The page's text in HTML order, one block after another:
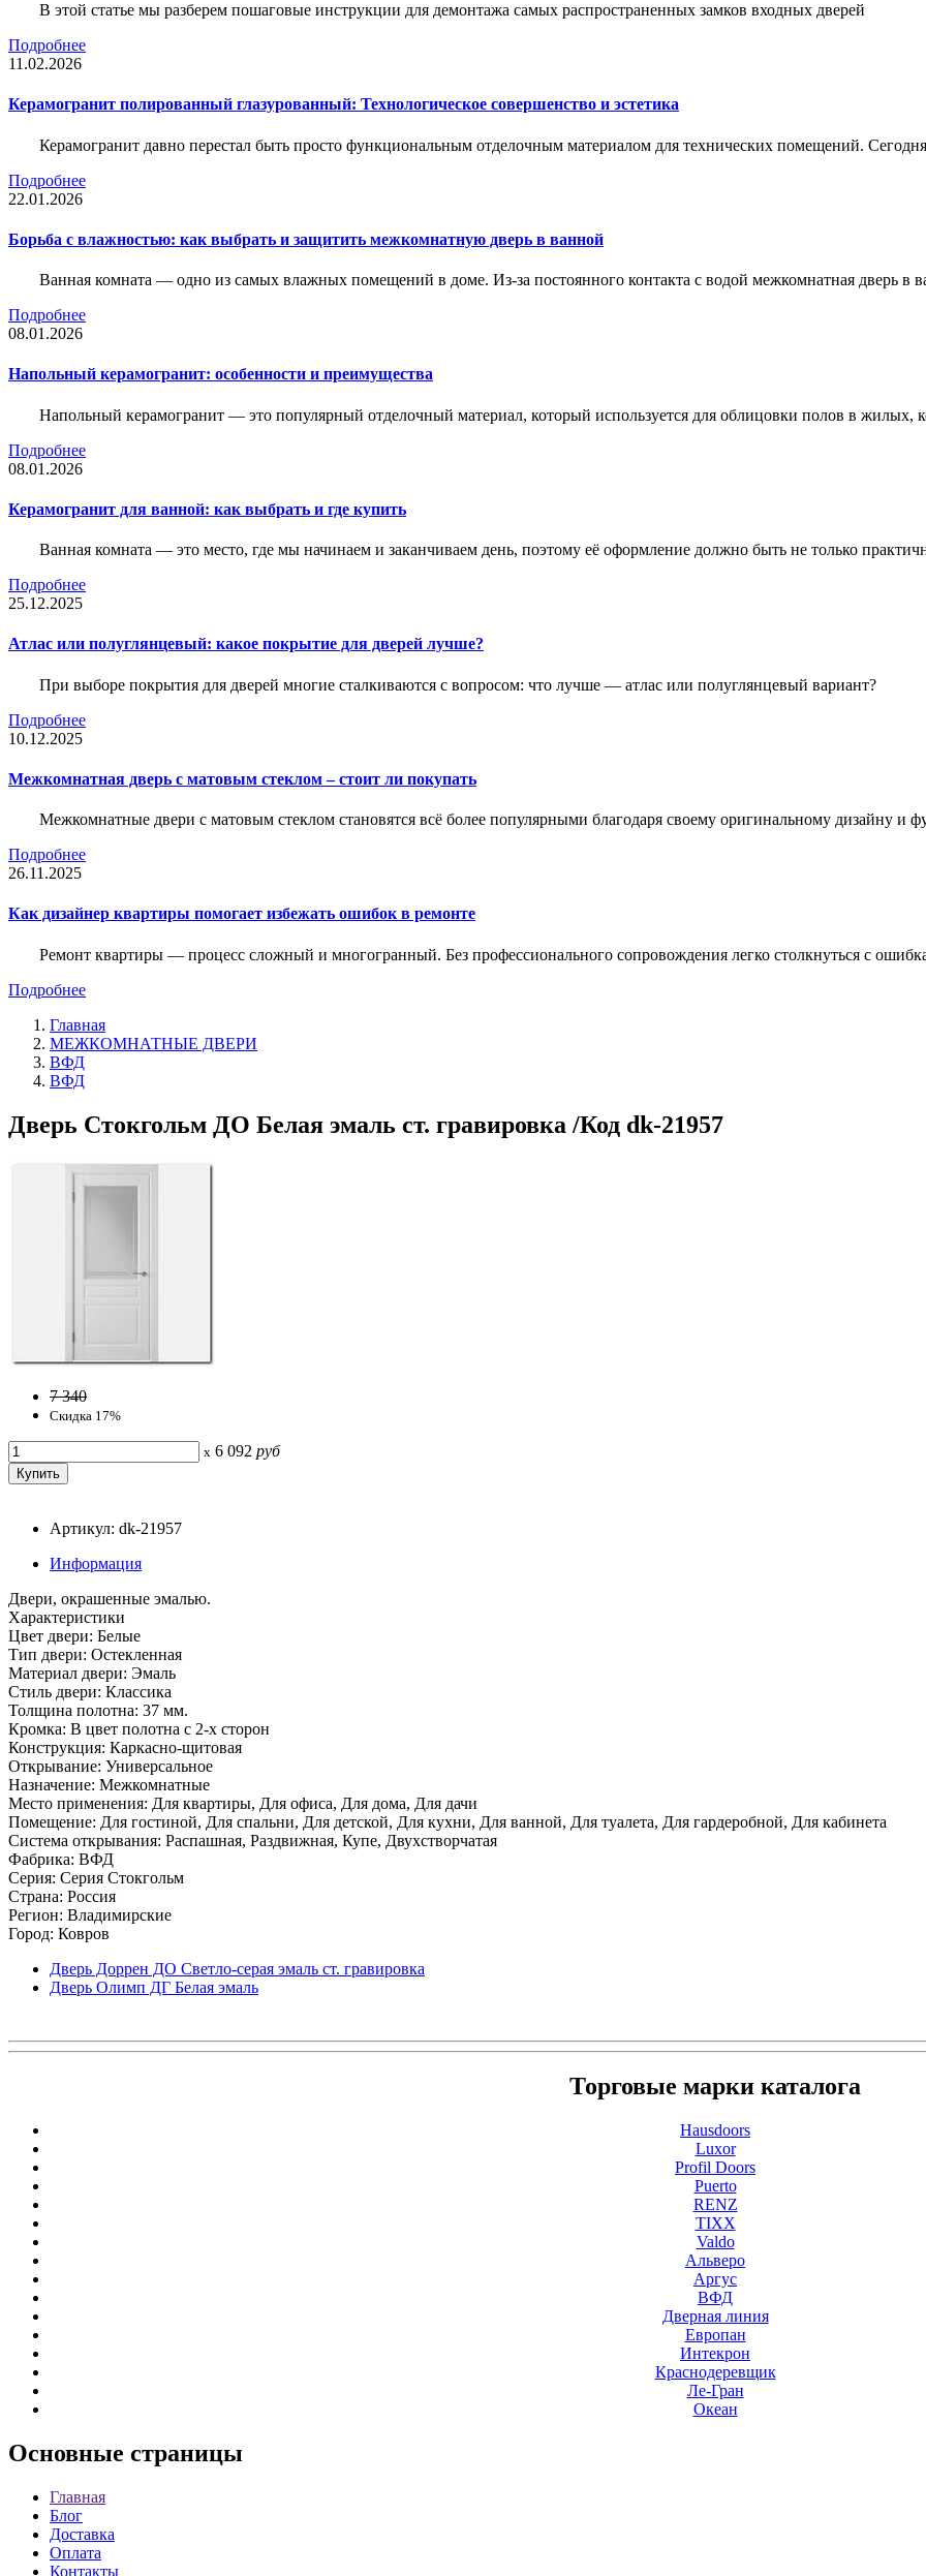
В этой статье мы разберем пошаговые инструкции для демонтажа самых распространенных замков входных дверей
Подробнее
11.02.2026
Керамогранит полированный глазурованный: Технологическое совершенство и эстетика
Керамогранит давно перестал быть просто функциональным отделочным материалом для технических помещений.
Подробнее
22.01.2026
Борьба с влажностью: как выбрать и защитить межкомнатную дверь в ванной
Ванная комната — одно из самых влажных помещений в доме. Из-за постоянного контакта с водой межкомнатная дверь в
Подробнее
08.01.2026
Напольный керамогранит: особенности и преимущества
Напольный керамогранит — это популярный отделочный материал, который используется для облицовки полов в
Подробнее
08.01.2026
Керамогранит для ванной: как выбрать и где купить
Ванная комната — это место, где мы начинаем и заканчиваем день, поэтому её оформление должно быть не только
Подробнее
25.12.2025
Атлас или полуглянцевый: какое покрытие для дверей лучше?
При выборе покрытия для дверей многие сталкиваются с вопросом: что лучше — атлас или полуглянцевый вариант?
Подробнее
10.12.2025
Межкомнатная дверь с матовым стеклом – стоит ли покупать
Межкомнатные двери с матовым стеклом становятся всё более популярными благодаря своему оригинальному дизайну и
Подробнее
26.11.2025
Как дизайнер квартиры помогает избежать ошибок в ремонте
Ремонт квартиры — процесс сложный и многогранный. Без профессионального сопровождения легко столкнуться с
Подробнее
Главная
МЕЖКОМНАТНЫЕ ДВЕРИ
ВФД
ВФД
Дверь Стокгольм ДO Белая эмаль ст. гравировка /Код dk-21957
7 340
Скидка 17%
x 6 092 руб
Артикул: dk-21957
Информация
Двери, окрашенные эмалью.
Характеристики
Цвет двери: Белые
Тип двери: Остекленная
Материал двери: Эмаль
Стиль двери: Классика
Толщина полотна: 37 мм.
Кромка: В цвет полотна с 2-х сторон
Конструкция: Каркасно-щитовая
Открывание: Универсальное
Назначение: Межкомнатные
Место применения: Для квартиры, Для офиса, Для дома, Для дачи
Помещение: Для гостиной, Для спальни, Для детской, Для кухни, Для ванной, Для туалета, Для гардеробной, Для кабинета
Система открывания: Распашная, Раздвижная, Купе, Двухстворчатая
Фабрика: ВФД
Серия: Серия Стокгольм
Страна: Россия
Регион: Владимирские
Город: Ковров
Дверь Доррен ДО Светло-серая эмаль ст. гравировка
Дверь Олимп ДГ Белая эмаль
Торговые марки каталога
Hausdoors
Luxor
Profil Doors
Puerto
RENZ
TIXX
Valdo
Альверо
Аргус
ВФД
Дверная линия
Европан
Интекрон
Краснодеревщик
Ле-Гран
Океан
Основные страницы
Главная
Блог
Доставка
Оплата
Контакты